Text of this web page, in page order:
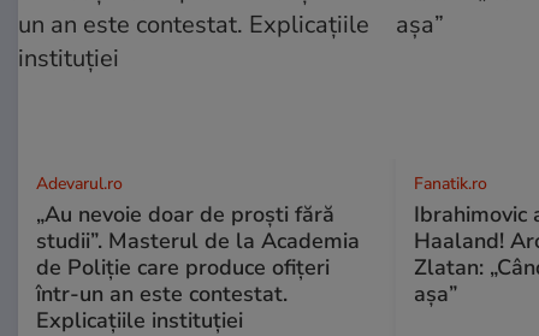
Adevarul.ro
„Au nevoie doar de proști fără
studii”. Masterul de la Academia
de Poliție care produce ofițeri
într-un an este contestat.
Explicațiile instituției
Fanatik.ro
Ibrahimovic
Haaland!
Zlatan:
așa”